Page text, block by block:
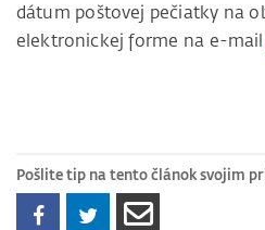
dátum poštovej pečiatky na
elektronickej forme na e-mail
Pošlite tip na tento článok svojim